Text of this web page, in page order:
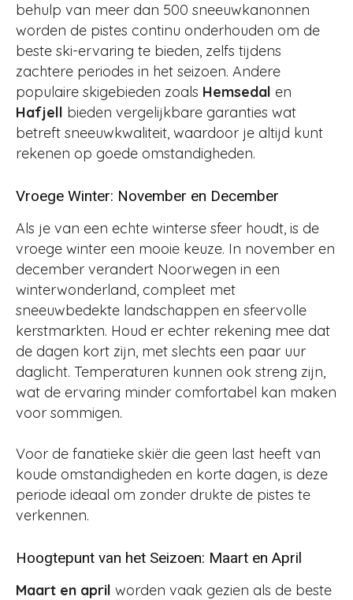
behulp van meer dan 500 sneeuwkanonnen
worden de pistes continu onderhouden om de
beste ski-ervaring te bieden, zelfs tijdens
zachtere periodes in het seizoen. Andere
populaire skigebieden zoals Hemsedal en
Hafjell bieden vergelijkbare garanties wat
betreft sneeuwkwaliteit, waardoor je altijd kunt
rekenen op goede omstandigheden​​.
Vroege Winter: November en December
Als je van een echte winterse sfeer houdt, is de
vroege winter een mooie keuze. In november en
december verandert Noorwegen in een
winterwonderland, compleet met
sneeuwbedekte landschappen en sfeervolle
kerstmarkten. Houd er echter rekening mee dat
de dagen kort zijn, met slechts een paar uur
daglicht. Temperaturen kunnen ook streng zijn,
wat de ervaring minder comfortabel kan maken
voor sommigen.
Voor de fanatieke skiër die geen last heeft van
koude omstandigheden en korte dagen, is deze
periode ideaal om zonder drukte de pistes te
verkennen​.
Hoogtepunt van het Seizoen: Maart en April
Maart en april worden vaak gezien als de beste